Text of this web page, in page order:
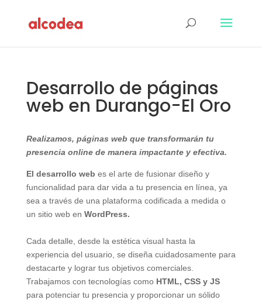
Desarrollo de páginas
web en Durango-El Oro
Realizamos, páginas web que transformarán tu
presencia online de manera impactante y efectiva.
El desarrollo web es el arte de fusionar diseño y
funcionalidad para dar vida a tu presencia en línea, ya
sea a través de una plataforma codificada a medida o
un sitio web en WordPress.
Cada detalle, desde la estética visual hasta la
experiencia del usuario, se diseña cuidadosamente para
destacarte y lograr tus objetivos comerciales.
Trabajamos con tecnologías como HTML, CSS y JS
para potenciar tu presencia y proporcionar un sólido